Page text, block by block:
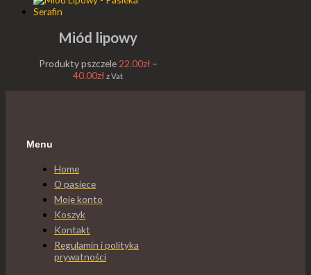
Miód lipowy
Produkty pszczele 22.00zł –
40.00zł z Vat
Menu
Home
O pasiece
Moje konto
Koszyk
Kontakt
Regulamin i polityka
prywatności